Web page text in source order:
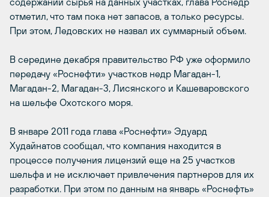
отметил, что там пока нет запасов, а только ресурсы.
При этом, Ледовских не назвал их суммарный объем.
В середине декабря правительство РФ уже оформило
передачу «Роснефти» участков недр Магадан-1,
Магадан-2, Магадан-3, Лисянского и Кашеваровского
на шельфе Охотского моря.
В январе 2011 года глава «Роснефти» Эдуард
Худайнатов сообщал, что компания находится в
процессе получения лицензий еще на 25 участков
шельфа и не исключает привлечения партнеров для их
разработки. При этом по данным на январь «Роснефть»